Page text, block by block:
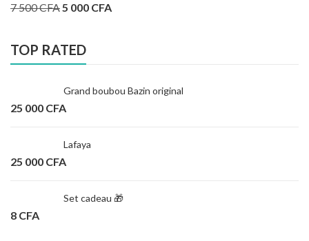
7 500CFA5 000 CFA
TOP RATED
Grand boubou Bazin original
25 000 CFA
Lafaya
25 000 CFA
Set cadeau 🎁
8 CFA